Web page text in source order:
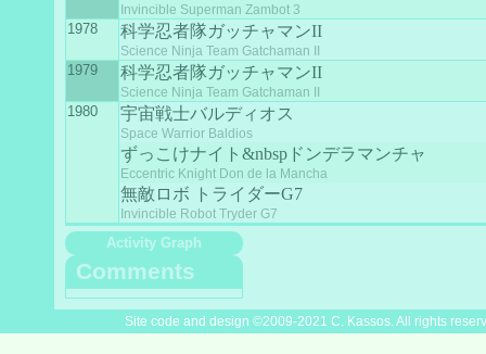
Invincible Superman Zambot 3
1978 科学忍者隊ガッチャマンII
Science Ninja Team Gatchaman II
1979 科学忍者隊ガッチャマンII
Science Ninja Team Gatchaman II
1980 宇宙戦士バルディオス
Space Warrior Baldios
ずっこけナイト&nbspドンデラマンチャ
Eccentric Knight Don de la Mancha
無敵ロボ トライダーG7
Invincible Robot Tryder G7
Activity Graph
Comments
Site code and design ©2009-2021 C. Kassos. All rights